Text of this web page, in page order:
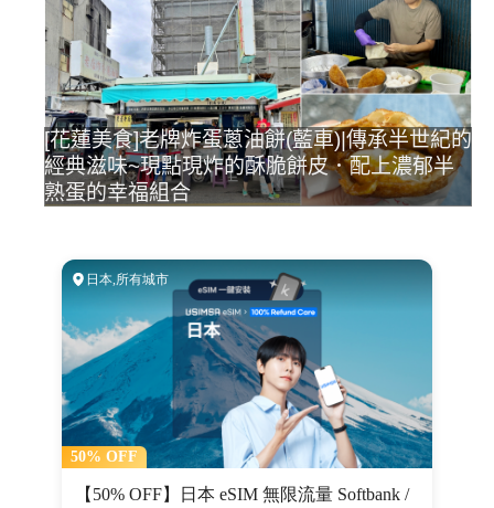
[花蓮美食]老牌炸蛋蔥油餅(藍車)|傳承半世紀的
經典滋味~現點現炸的酥脆餅皮．配上濃郁半
熟蛋的幸福組合